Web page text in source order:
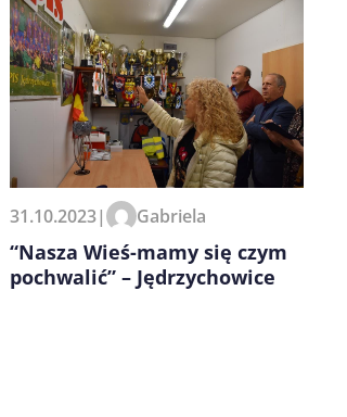
31.10.2023| Gabriela
“Nasza Wieś-mamy się czym
pochwalić” – Jędrzychowice